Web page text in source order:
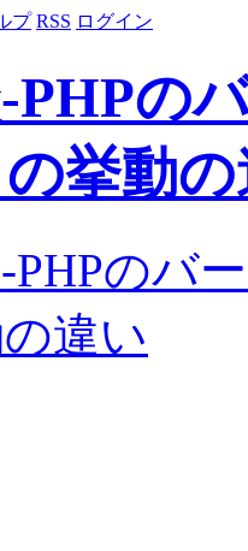
プ RSS ログイン
PHPの
挙動
PHPのバ
違い